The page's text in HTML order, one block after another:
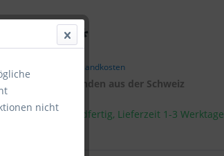
21,21 € *
inkl. Versandkosten
Kunden aus der Schweiz
Sofort versandfertig, Lieferzeit 1-3 Werktage
nicht